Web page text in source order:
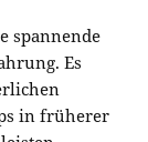
spannende
Es
in früherer